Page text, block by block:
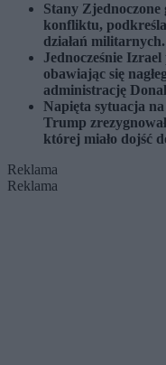
Stany
konfliktu,
działań militarnych.
Jednocześnie
obawiając się
administrację
Napięta sytuacja
Trump
której miało dojść
Reklama
Reklama